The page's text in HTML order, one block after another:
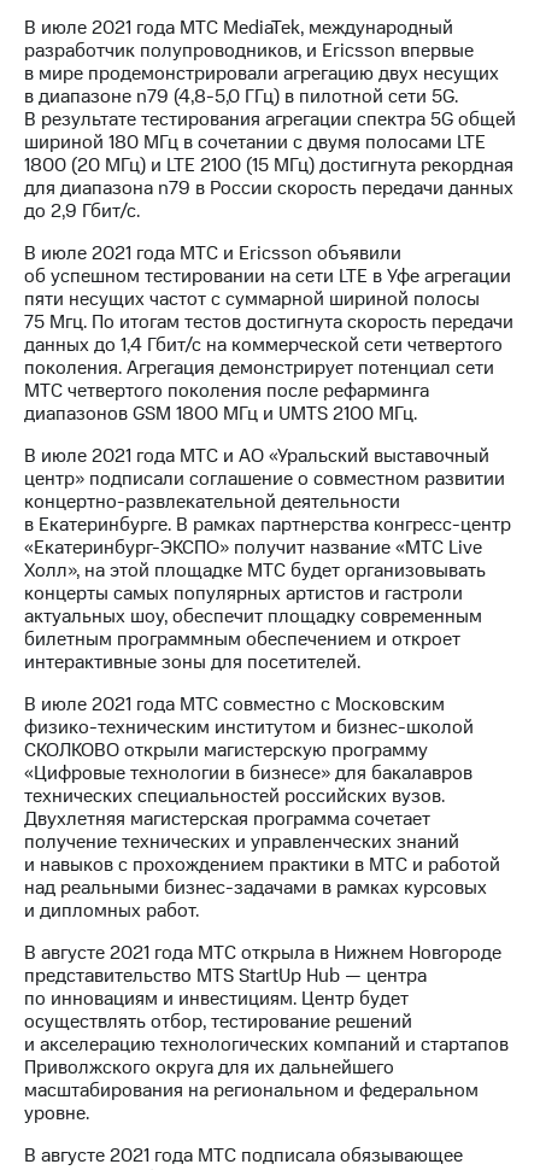
В июле 2021 года МТС MediaTek, международный
разработчик полупроводников, и Ericsson впервые
в мире продемонстрировали агрегацию двух несущих
в диапазоне n79 (4,8-5,0 ГГц) в пилотной сети 5G.
В результате тестирования агрегации спектра 5G общей
шириной 180 МГц в сочетании с двумя полосами LTE
1800 (20 МГц) и LTE 2100 (15 МГц) достигнута рекордная
для диапазона n79 в России скорость передачи данных
до 2,9 Гбит/с.
В июле 2021 года МТС и Ericsson объявили
об успешном тестировании на сети LTE в Уфе агрегации
пяти несущих частот с суммарной шириной полосы
75 Мгц. По итогам тестов достигнута скорость передачи
данных до 1,4 Гбит/с на коммерческой сети четвертого
поколения. Агрегация демонстрирует потенциал сети
МТС четвертого поколения после рефарминга
диапазонов GSM 1800 МГц и UMTS 2100 МГц.
В июле 2021 года МТС и АО «Уральский выставочный
центр» подписали соглашение о совместном развитии
концертно-развлекательной деятельности
в Екатеринбурге. В рамках партнерства конгресс-центр
«Екатеринбург-ЭКСПО» получит название «МТС Live
Холл», на этой площадке МТС будет организовывать
концерты самых популярных артистов и гастроли
актуальных шоу, обеспечит площадку современным
билетным программным обеспечением и откроет
интерактивные зоны для посетителей.
В июле 2021 года МТС совместно с Московским
физико-техническим институтом и бизнес-школой
СКОЛКОВО открыли магистерскую программу
«Цифровые технологии в бизнесе» для бакалавров
технических специальностей российских вузов.
Двухлетняя магистерская программа сочетает
получение технических и управленческих знаний
и навыков с прохождением практики в МТС и работой
над реальными бизнес-задачами в рамках курсовых
и дипломных работ.
В августе 2021 года МТС открыла в Нижнем Новгороде
представительство MTS StartUp Hub — центра
по инновациям и инвестициям. Центр будет
осуществлять отбор, тестирование решений
и акселерацию технологических компаний и стартапов
Приволжского округа для их дальнейшего
масштабирования на региональном и федеральном
уровне.
В августе 2021 года МТС подписала обязывающее